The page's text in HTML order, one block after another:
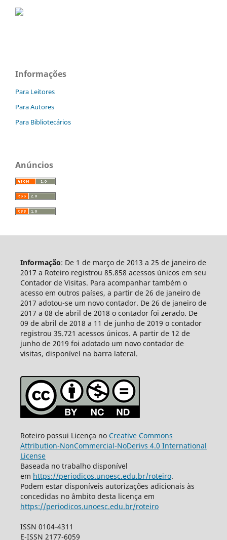
Informações
Para Leitores
Para Autores
Para Bibliotecários
Anúncios
Informação: De 1 de março de 2013 a 25 de janeiro de
2017 a Roteiro registrou 85.858 acessos únicos em seu
Contador de Visitas. Para acompanhar também o
acesso em outros países, a partir de 26 de janeiro de
2017 adotou-se um novo contador. De 26 de janeiro de
2017 a 08 de abril de 2018 o contador foi zerado. De
09 de abril de 2018 a 11 de junho de 2019 o contador
registrou 35.721 acessos únicos. A partir de 12 de
junho de 2019 foi adotado um novo contador de
visitas, disponível na barra lateral.
Roteiro possui Licença no Creative Commons
Attribution-NonCommercial-NoDerivs 4.0 International
License
Baseada no trabalho disponível
em https://periodicos.unoesc.edu.br/roteiro.
Podem estar disponíveis autorizações adicionais às
concedidas no âmbito desta licença em
https://periodicos.unoesc.edu.br/roteiro
ISSN 0104-4311
E-ISSN 2177-6059